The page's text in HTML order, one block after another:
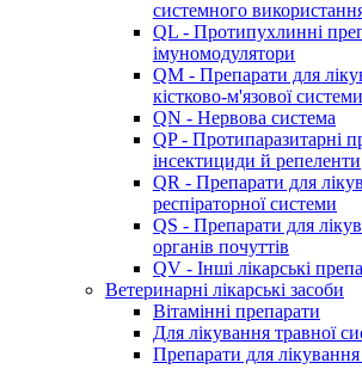
системного
QL - Протипухлинні
імуномодулятори
QM - Препарати для
кістково-м'язової системи
QN - Нервова система
QP - Протипаразитарні
інсектициди й репеленти
QR - Препарати для
респіраторної системи
QS - Препарати для
органів почуттів
QV - Інші лікарські
Ветеринарні лікарські засоби
Вітамінні препарати
Для лікування травної
Препарати для лікування